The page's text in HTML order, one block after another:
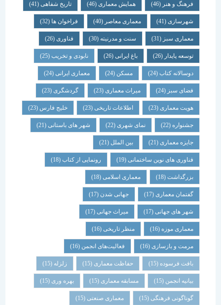
فرهنگ و هنر(46) همایش معماری (46) تاریخ شفاهی (41)
شهرسازی(41) معماری معاصر(40) فراخوان ها (32)
معماری سبز(31) سنت و مدرنیته(30) فناوری (26)
توسعه پایدار(26) باغ ایرانی(26) نابودی و تخریب(25)
دوسالانه کتاب(24) مسکن (24) معماری ایرانی(24)
فضای سبز(24) میراث معماری (23) گردشگری (23)
هویت معماری (23) اطلاعات تاریخی(23) خلیج فارس(23)
جشنواره(22) نمای شهری(22) شهر های باستانی (21)
جایزه معماری (21) بین الملل(21)
فناوری های نوین ساختمانی(19) رونمایی از کتاب (18)
بزرگداشت (18) معماری اسلامی(18)
گفتمان معماری (17) جهانی شدن(17)
شهر های جهانی(17) میراث جهانی(17)
معماری موزه(16) منظر تاریخی (16)
مرمت و بازسازی(16) فعالیت‌های انجمن(16)
بافت فرسوده (15) حفاظت معماری (15) زلزله
بیانیه انجمن(15) مسابقه معماری (15) بهره وری(15)
گوناگونی فرهنگی (15) معماری صنعتی(15)